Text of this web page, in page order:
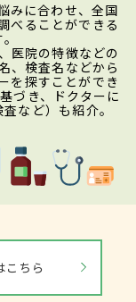
みに合わせ、全国
べることができる
医院の特徴などの
、検査名などから
を探すことができ
づき、ドクターに
など）も紹介。
こちら